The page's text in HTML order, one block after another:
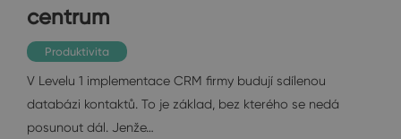
centrum
Produktivita
V Levelu 1 implementace CRM firmy budují sdílenou
databázi kontaktů. To je základ, bez kterého se nedá
posunout dál. Jenže…